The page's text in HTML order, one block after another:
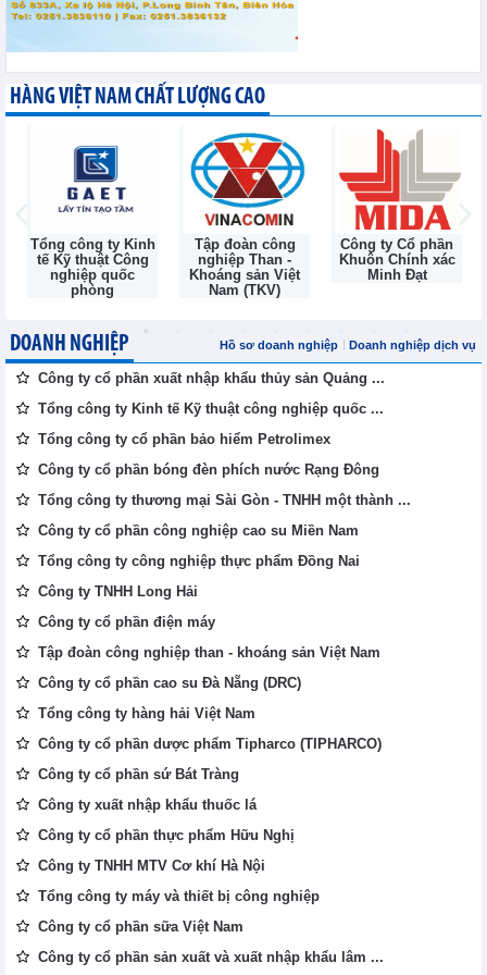
HÀNG VIỆT NAM CHẤT LƯỢNG CAO
Tổng công ty Kinh
tế Kỹ thuật Công
nghiệp quốc
phòng
Tập đoàn công
nghiệp Than -
Khoáng sản Việt
Nam (TKV)
Công ty Cổ phần
Khuôn Chính xác
Minh Đạt
DOANH NGHIỆP Hồ sơ doanh nghiệp Doanh nghiệp dịch vụ
Công ty cổ phần xuất nhập khẩu thủy sản Quảng ...
Tổng công ty Kinh tế Kỹ thuật công nghiệp quốc ...
Tổng công ty cổ phần bảo hiểm Petrolimex
Công ty cổ phần bóng đèn phích nước Rạng Đông
Tổng công ty thương mại Sài Gòn - TNHH một thành ...
Công ty cổ phần công nghiệp cao su Miền Nam
Tổng công ty công nghiệp thực phẩm Đồng Nai
Công ty TNHH Long Hải
Công ty cổ phần điện máy
Tập đoàn công nghiệp than - khoáng sản Việt Nam
Công ty cổ phần cao su Đà Nẵng (DRC)
Tổng công ty hàng hải Việt Nam
Công ty cổ phần dược phẩm Tipharco (TIPHARCO)
Công ty cổ phần sứ Bát Tràng
Công ty xuất nhập khẩu thuốc lá
Công ty cổ phần thực phẩm Hữu Nghị
Công ty TNHH MTV Cơ khí Hà Nội
Tổng công ty máy và thiết bị công nghiệp
Công ty cổ phần sữa Việt Nam
Công ty cổ phần sản xuất và xuất nhập khẩu lâm ...